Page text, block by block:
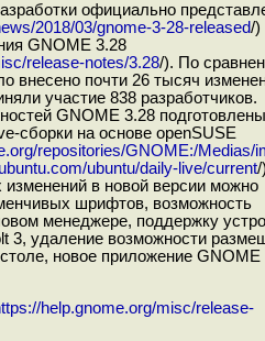
официально
2018/03/gnome-3-28-released/)
GNOME 3.28
release-notes/3.28/). По
внесено почти 26 тысяч
участие 838
GNOME 3.28 подготовлены
сборки на основе openSUSE
repositories/GNOME:/Medias/
ubuntu/daily-live/current/
в новой версии можно
шрифтов, возможность
менеджере, поддержку
3, удаление возможности
новое приложение GNOME
help.gnome.org/misc/release-